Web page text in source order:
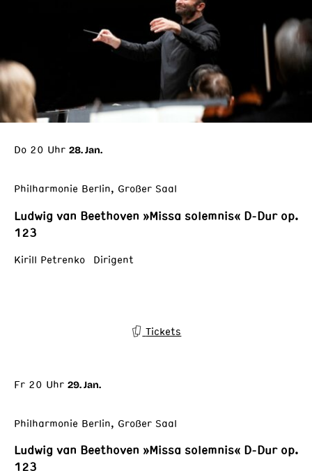
Do 20 Uhr 28. Jan.
Philharmonie Berlin, Großer Saal
Ludwig van Beethoven »Missa solemnis« D-Dur op.
123
Kirill Petrenko Dirigent
Tickets
Fr 20 Uhr 29. Jan.
Philharmonie Berlin, Großer Saal
Ludwig van Beethoven »Missa solemnis« D-Dur op.
123